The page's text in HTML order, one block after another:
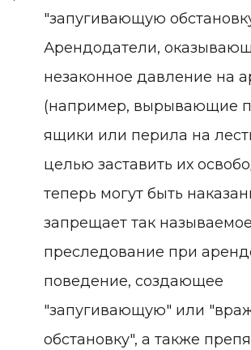
"запугивающую
Арендодатели,
незаконное давление на
(например, вырывающие
ящики или перила на
целью заставить их
теперь могут быть
запрещает так называемое
преследование при
поведение, создающее
"запугивающую" или
обстановку", а также